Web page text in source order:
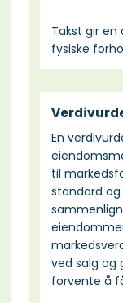
Takst gir en
fysiske
En
til
standard
ved salg og
forvente å